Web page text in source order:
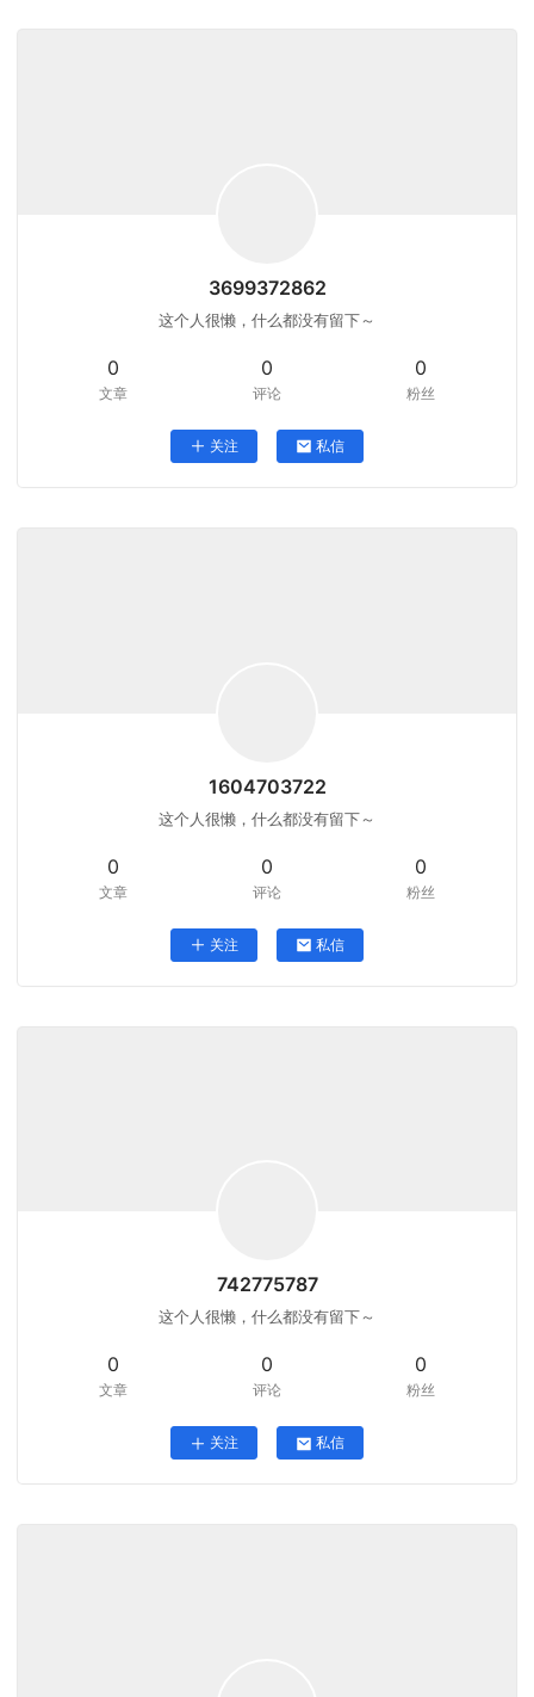
3699372862
这个人很懒，什么都没有留下～
0
文章
0
评论
0
粉丝
关注 私信
1604703722
这个人很懒，什么都没有留下～
0
文章
0
评论
0
粉丝
关注 私信
742775787
这个人很懒，什么都没有留下～
0
文章
0
评论
0
粉丝
关注 私信